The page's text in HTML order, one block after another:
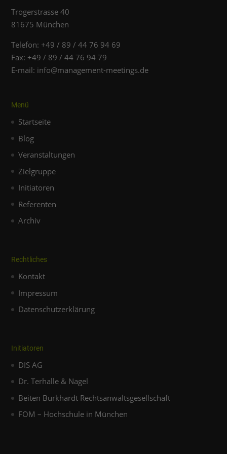
Trogerstrasse 40
81675 München
Telefon: +49 / 89 / 44 76 94 69
Fax: +49 / 89 / 44 76 94 79
E-mail: info@management-meetings.de
Menü
Startseite
Blog
Veranstaltungen
Zielgruppe
Initiatoren
Referenten
Archiv
Rechtliches
Kontakt
Impressum
Datenschutzerklärung
Initiatoren
DIS AG
Dr. Terhalle & Nagel
Beiten Burkhardt Rechtsanwaltsgesellschaft
FOM – Hochschule in München